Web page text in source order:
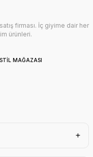
firması. İç giyime dair her
ürünleri.
MAĞAZASI